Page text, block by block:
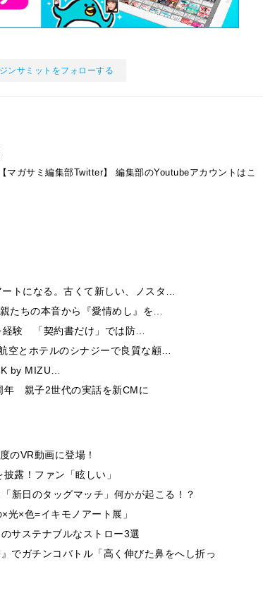
ンサミットをフォローする
【マガサミ編集部Twitter】
編集部のYoutubeアカウントはこ
トになる。古くて新しい、ノスタ…
たちの本音から『愛情めし』を…
経験 「契約書だけ」では防…
空とホテルのシナジーで良質な顧…
by MIZU…
年 親子2世代の実話を新CMに
のVR動画に登場！
露！ファン「眩しい」
新日のタッグマッチ」何かが起こる！？
×色=イキモノアート展」
サステナブルなストロー3選
でガチンコバトル「高く伸びた鼻をへし折っ